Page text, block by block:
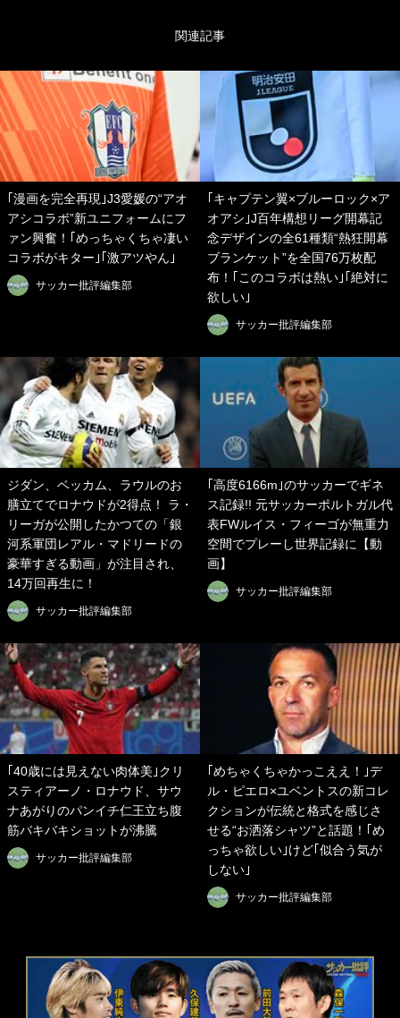
関連記事
｢漫画を完全再現｣J3愛媛の“アオ
アシコラボ”新ユニフォームにフ
ァン興奮！｢めっちゃくちゃ凄い
コラボがキター｣｢激アツやん｣
サッカー批評編集部
｢キャプテン翼×ブルーロック×ア
オアシ｣J百年構想リーグ開幕記
念デザインの全61種類“熱狂開幕
ブランケット”を全国76万枚配
布！｢このコラボは熱い｣｢絶対に
欲しい｣
サッカー批評編集部
ジダン、ベッカム、ラウルのお
膳立てでロナウドが2得点！ ラ・
リーガが公開したかつての「銀
河系軍団レアル・マドリードの
豪華すぎる動画」が注目され、
14万回再生に！
サッカー批評編集部
｢高度6166m｣のサッカーでギネ
ス記録!! 元サッカーポルトガル代
表FWルイス・フィーゴが無重力
空間でプレーし世界記録に【動
画】
サッカー批評編集部
｢40歳には見えない肉体美｣クリ
スティアーノ・ロナウド、サウ
ナあがりのパンイチ仁王立ち腹
筋バキバキショットが沸騰
サッカー批評編集部
｢めちゃくちゃかっこええ！｣デ
ル・ピエロ×ユベントスの新コレ
クションが伝統と格式を感じさ
せる“お洒落シャツ”と話題！｢め
っちゃ欲しい｣けど｢似合う気が
しない｣
サッカー批評編集部